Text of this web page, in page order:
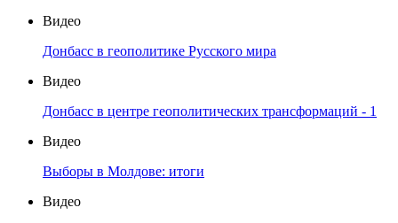
Видео
Донбасс в геополитике Русского мира
Видео
Донбасс в центре геополитических трансформаций - 1
Видео
Выборы в Молдове: итоги
Видео